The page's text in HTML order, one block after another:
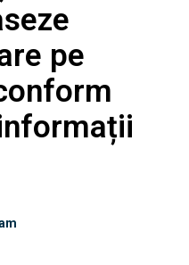
pe